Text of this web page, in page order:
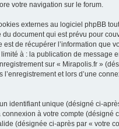
votre navigation sur le forum.
externes au logiciel phpBB
document qui est prévu pour
de récupérer l’information que
à : la publication de message
sur « Mirapolis.fr »
l’enregistrement et lors d’une
identifiant unique (désigné ci-
à votre compte (désigné
(désignée ci-après par « votre